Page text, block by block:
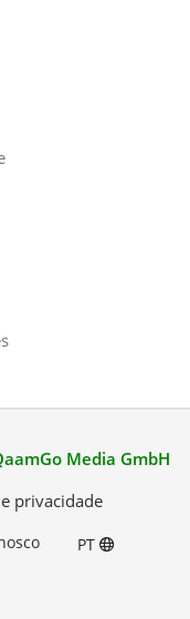
Media GmbH
privacidade
PT